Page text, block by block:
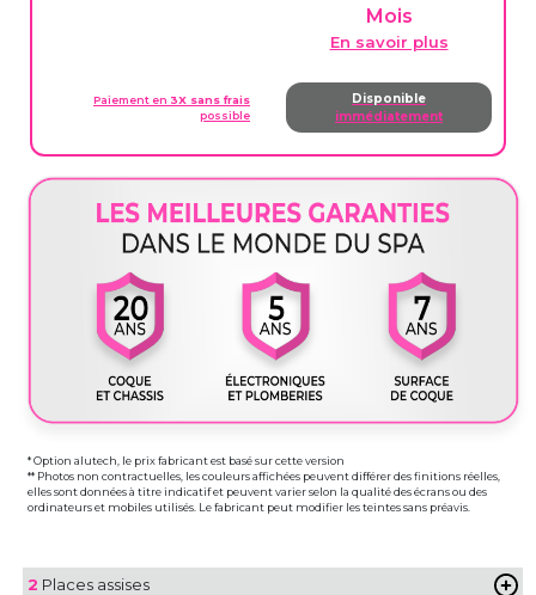
Mois
En savoir plus
Paiement en 3X sans frais
possible
Disponible
immédiatement
* Option alutech, le prix fabricant est basé sur cette version
** Photos non contractuelles, les couleurs affichées peuvent différer des finitions réelles,
elles sont données à titre indicatif et peuvent varier selon la qualité des écrans ou des
ordinateurs et mobiles utilisés. Le fabricant peut modifier les teintes sans préavis.
2 Places assises